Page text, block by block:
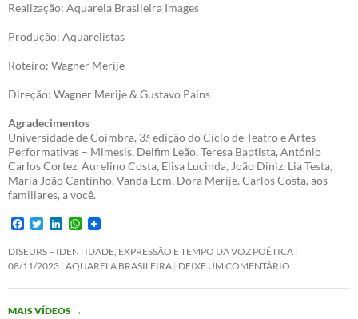
Realização: Aquarela Brasileira Images
Produção: Aquarelistas
Roteiro: Wagner Merije
Direção: Wagner Merije & Gustavo Pains
Agradecimentos
Universidade de Coimbra, 3.ª edição do Ciclo de Teatro e Artes
Performativas – Mimesis, Delfim Leão, Teresa Baptista, António
Carlos Cortez, Aurelino Costa, Elisa Lucinda, João Diniz, Lia Testa,
Maria João Cantinho, Vanda Ecm, Dora Merije, Carlos Costa, aos
familiares, a você.
F
c
e
o
k
T
i
t
e
n
k
d
n
W
a
t
A
DISEURS – IDENTIDADE, EXPRESSÃO E TEMPO DA VOZ POÉTICA
08/11/2023 AQUARELA BRASILEIRA DEIXE UM COMENTÁRIO
MAIS VÍDEOS →